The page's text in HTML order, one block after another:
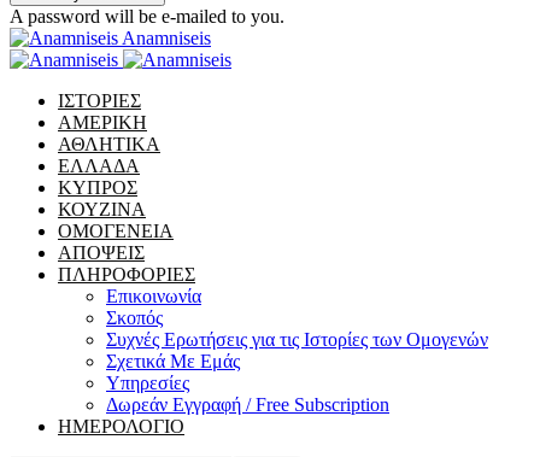
A password will be e-mailed to you.
Anamniseis
ΙΣΤΟΡΙΕΣ
ΑΜΕΡΙΚΗ
ΑΘΛΗΤΙΚΑ
ΕΛΛΑΔΑ
ΚΥΠΡΟΣ
ΚΟΥΖΙΝΑ
ΟΜΟΓΕΝΕΙΑ
ΑΠΟΨΕΙΣ
ΠΛΗΡΟΦΟΡΙΕΣ
Επικοινωνία
Σκοπός
Συχνές Ερωτήσεις για τις Ιστορίες των Ομογενών
Σχετικά Με Εμάς
Υπηρεσίες
Δωρεάν Εγγραφή / Free Subscription
ΗΜΕΡΟΛΟΓΙΟ